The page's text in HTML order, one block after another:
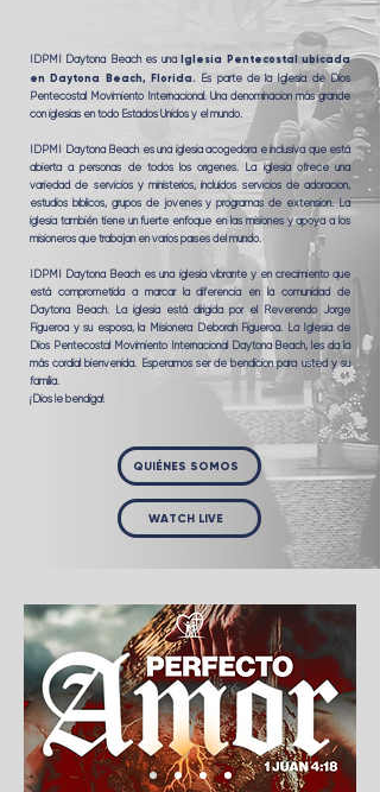
IDPMI Daytona Beach es una Iglesia Pentecostal ubicada
en Daytona Beach, Florida. Es parte de la Iglesia de Dios
Pentecostal Movimiento Internacional. Una denominación más grande
con iglesias en todo Estados Unidos y el mundo.
IDPMI Daytona Beach es una iglesia acogedora e inclusiva que está
abierta a personas de todos los orígenes. La iglesia ofrece una
variedad de servicios y ministerios, incluidos servicios de adoración,
estudios bíblicos, grupos de jóvenes y programas de extensión. La
iglesia también tiene un fuerte enfoque en las misiones y apoya a los
misioneros que trabajan en varios países del mundo.
IDPMI Daytona Beach es una iglesia vibrante y en crecimiento que
está comprometida a marcar la diferencia en la comunidad de
Daytona Beach. La iglesia está dirigida por el Reverendo Jorge
Figueroa y su esposa, la Misionera Deborah Figueroa. La Iglesia de
Dios Pentecostal Movimiento Internacional Daytona Beach, les da la
más cordial bienvenida. Esperamos ser de bendición para usted y su
familia.
¡Dios le bendiga!
QUIÉNES SOMOS
WATCH LIVE